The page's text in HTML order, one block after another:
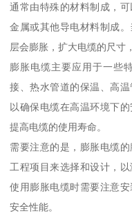
通常由特殊的材料制成，
金属或其他导电材料制成
层会膨胀，扩大电缆的尺寸
膨胀电缆主要应用于一些
接、热水管道的保温、高
以确保电缆在高温环境下
提高电缆的使用寿命。
需要注意的是，膨胀电缆
工程项目来选择和设计，
使用膨胀电缆时需要注意
安全性能。